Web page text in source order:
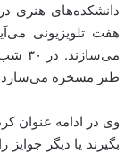
دانشکده‌های هنری
هفت تلویزیونی
طنز مسخره می‌سازد و
وی در ادامه عنوان
بگیرند یا دیگر